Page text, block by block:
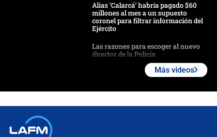
Alias ‘Calarcá’ habría pagado $60
millones al mes a un supuesto
coronel para filtrar información del
Ejército
Las razones para escoger al nuevo
director de la Policía
futuro les espera a las cabalgatas en
Más videos